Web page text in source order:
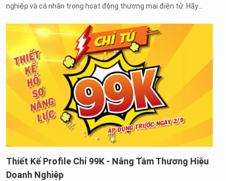
nghiệp và cá nhân trong hoạt động thương mại điện tử. Hãy
thương thông qua bài viết dưới đây.
Thiết Kế Profile Chỉ 99K - Nâng Tầm Thương Hiệu
Doanh Nghiệp